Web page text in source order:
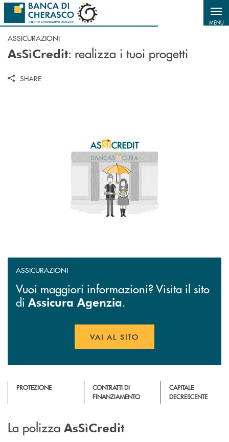
Salta al contenuto principale
MENU
ASSICURAZIONI
AsSìCredit: realizza i tuoi progetti
SHARE
ASSICURAZIONI
Vuoi maggiori informazioni? Visita il sito
di Assicura Agenzia.
VAI AL SITO
PROTEZIONE
CONTRATTI DI
FINANZIAMENTO
CAPITALE
DECRESCENTE
La polizza AsSìCredit